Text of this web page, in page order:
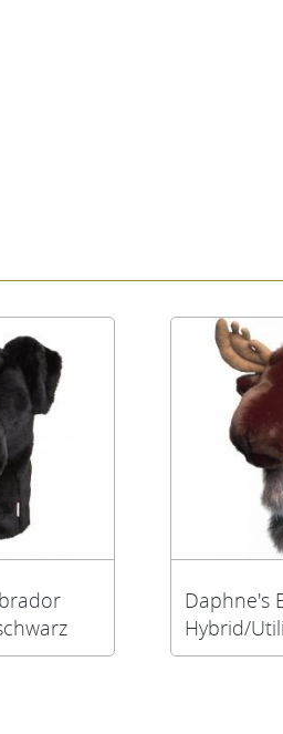
Daphne's
Hybrid/